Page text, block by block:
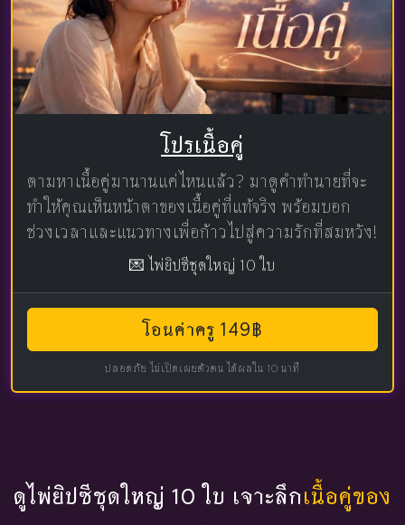
โปรเนื้อคู่
ตามหาเนื้อคู่มานานแค่ไหนแล้ว? มาดูคำทำนายที่จะ
ทำให้คุณเห็นหน้าตาของเนื้อคู่ที่แท้จริง พร้อมบอก
ช่วงเวลาและแนวทางเพื่อก้าวไปสู่ความรักที่สมหวัง!
💌 ไพ่ยิปซีชุดใหญ่ 10 ใบ
โอนค่าครู 149฿
ปลอดภัย ไม่เปิดเผยตัวตน ได้ผลใน 10 นาที
ดูไพ่ยิปซีชุดใหญ่ 10 ใบ เจาะลึกเนื้อคู่ของ